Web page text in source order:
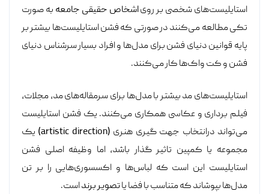
استایلیست‌های شخصی بر رویاشخاص حقیقی جامعه به صورت
تکی مطالعه می‌کنند در صورتی که فشن استایلیست‌ها بیشتر بر
پایه قوانین دنیای فشن برای مدل‌ها و افراد بسیار سرشناس دنیای
فشن و کت واک‌ها کار می‌کنند.
استایلیست‌های مد بیشتر با مدل‌ها برای سرمقاله‌های مد، مجلات،
فیلم‌ برداری و عکاسی همکاری می‌کنند. یک فشن استایلیست
می‌تواند درانتخاب جهت گیری هنری (artistic direction)
یک
مجموعه یا کمپین تاثیر گذار باشد، اما وظیفه اصلی فشن
استایلیست این است که لباس‌ها و اکسسوری‌هایی را بر تن
مدل‌ها بپوشاند که متناسب با فضا یاتصویر برنداست.